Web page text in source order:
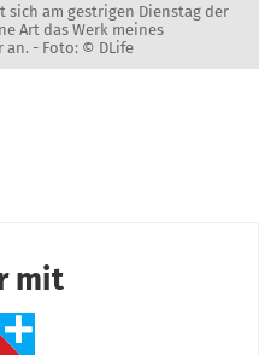
sich am gestrigen Dienstag der
Art das Werk meines
an. - Foto: © DLife